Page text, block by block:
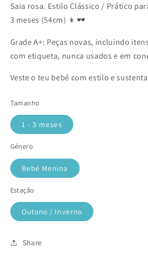
Saia rosa. Estilo Clássico / Prático
3 meses (54cm) 👦🕶️
Grade A+: Peças novas, incluindo
com etiqueta, nunca usados e em
Veste o teu bebé com estilo e
Tamanho
1 - 3 meses
Género
Bebé Menina
Estação
Outono / Inverno
Share